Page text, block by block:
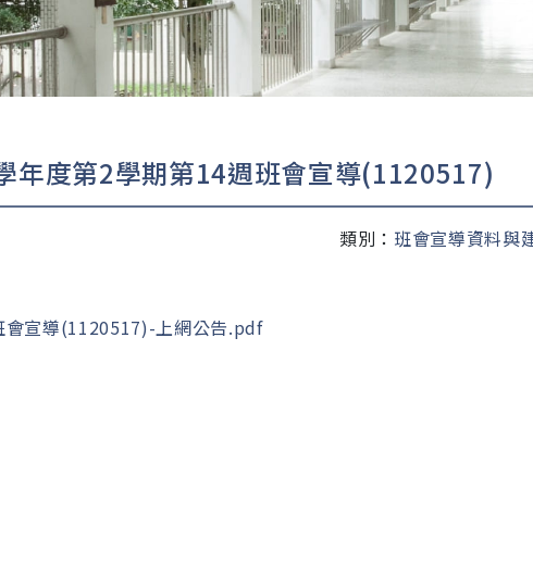
年度第2學期第14週班會宣導(1120517)
類別： 班會宣導資料與
會宣導(1120517)-上網公告.pdf